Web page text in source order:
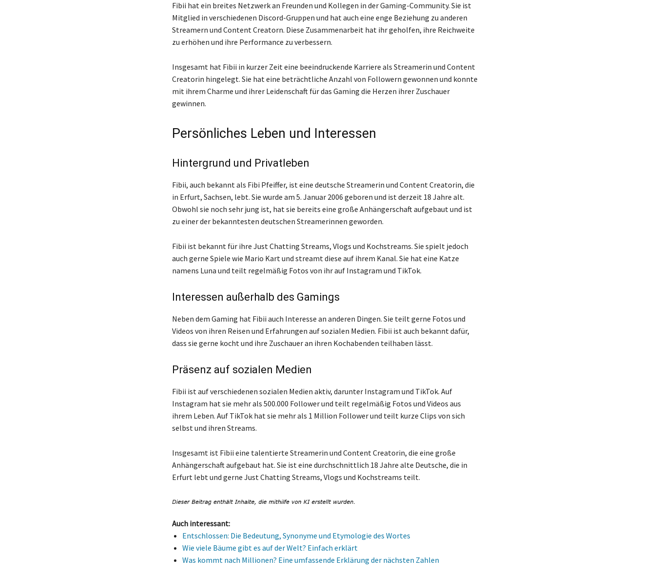
Fibii hat ein breites Netzwerk an Freunden und Kollegen in der Gaming-Community. Sie ist
Mitglied in verschiedenen Discord-Gruppen und hat auch eine enge Beziehung zu anderen
Streamern und Content Creatorn. Diese Zusammenarbeit hat ihr geholfen, ihre Reichweite
zu erhöhen und ihre Performance zu verbessern.
Insgesamt hat Fibii in kurzer Zeit eine beeindruckende Karriere als Streamerin und Content
Creatorin hingelegt. Sie hat eine beträchtliche Anzahl von Followern gewonnen und konnte
mit ihrem Charme und ihrer Leidenschaft für das Gaming die Herzen ihrer Zuschauer
gewinnen.
Persönliches Leben und Interessen
Hintergrund und Privatleben
Fibii, auch bekannt als Fibi Pfeiffer, ist eine deutsche Streamerin und Content Creatorin, die
in Erfurt, Sachsen, lebt. Sie wurde am 5. Januar 2006 geboren und ist derzeit 18 Jahre alt.
Obwohl sie noch sehr jung ist, hat sie bereits eine große Anhängerschaft aufgebaut und ist
zu einer der bekanntesten deutschen Streamerinnen geworden.
Fibii ist bekannt für ihre Just Chatting Streams, Vlogs und Kochstreams. Sie spielt jedoch
auch gerne Spiele wie Mario Kart und streamt diese auf ihrem Kanal. Sie hat eine Katze
namens Luna und teilt regelmäßig Fotos von ihr auf Instagram und TikTok.
Interessen außerhalb des Gamings
Neben dem Gaming hat Fibii auch Interesse an anderen Dingen. Sie teilt gerne Fotos und
Videos von ihren Reisen und Erfahrungen auf sozialen Medien. Fibii ist auch bekannt dafür,
dass sie gerne kocht und ihre Zuschauer an ihren Kochabenden teilhaben lässt.
Präsenz auf sozialen Medien
Fibii ist auf verschiedenen sozialen Medien aktiv, darunter Instagram und TikTok. Auf
Instagram hat sie mehr als 500.000 Follower und teilt regelmäßig Fotos und Videos aus
ihrem Leben. Auf TikTok hat sie mehr als 1 Million Follower und teilt kurze Clips von sich
selbst und ihren Streams.
Insgesamt ist Fibii eine talentierte Streamerin und Content Creatorin, die eine große
Anhängerschaft aufgebaut hat. Sie ist eine durchschnittlich 18 Jahre alte Deutsche, die in
Erfurt lebt und gerne Just Chatting Streams, Vlogs und Kochstreams teilt.
Auch interessant:
Entschlossen: Die Bedeutung, Synonyme und Etymologie des Wortes
Wie viele Bäume gibt es auf der Welt? Einfach erklärt
Was kommt nach Millionen? Eine umfassende Erklärung der nächsten Zahlen